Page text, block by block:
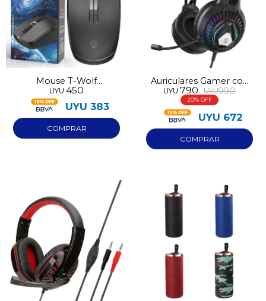
Mouse T-Wolf
inalámbrico
UYU 450
UYU 383
Auriculares Gamer con
micrófono
UYU 790 UYU990
20
UYU 672